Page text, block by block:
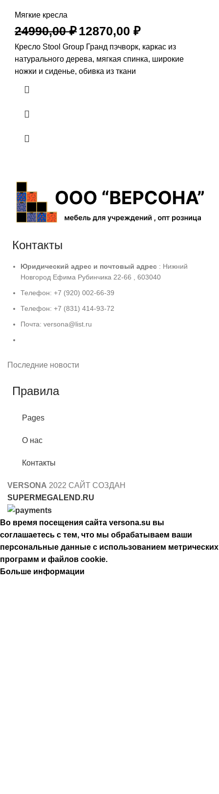
Мягкие кресла
24990,00₽12870,00 ₽
Кресло Stool Group Гранд пэчворк, каркас из
натурального дерева, мягкая спинка, широкие
ножки и сиденье, обивка из ткани
Контакты
Юридический адрес и почтовый адрес : Нижний
Новгород Ефима Рубинчика 22-66 , 603040
Телефон: +7 (920) 002-66-39
Телефон: +7 (831) 414-93-72
Почта: versona@list.ru
Последние новости
Правила
Pages
О нас
Контакты
VERSONA 2022 САЙТ СОЗДАН
SUPERMEGALEND.RU
Во время посещения сайта versona.su вы
соглашаетесь с тем, что мы обрабатываем ваши
персональные данные с использованием метрических
программ и файлов cookie.
Больше информации